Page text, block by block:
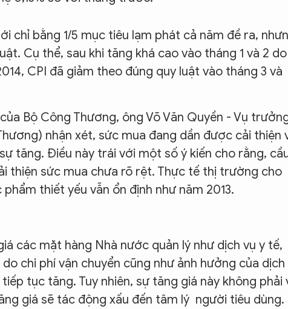
chỉ bằng 1/5 mục tiêu lạm phát cả năm đề ra,
Cụ thể, sau khi tăng khá cao vào tháng 1 và 2 do
CPI đã giảm theo đúng quy luật vào tháng 3 và
Bộ Công Thương, ông Võ Văn Quyền - Vụ
nhận xét, sức mua đang dần được cải thiện
tăng. Điều này trái với một số ý kiến cho rằng,
thiện sức mua chưa rõ rệt. Thực tế thị trường cho
thiết yếu vẫn ổn định như năm 2013.
các mặt hàng Nhà nước quản lý như dịch vụ y tế,
chi phí vận chuyển cũng như ảnh hưởng của dịch
tục tăng. Tuy nhiên, sự tăng giá này không phải
giá sẽ tác động xấu đến tâm lý người tiêu dùng.